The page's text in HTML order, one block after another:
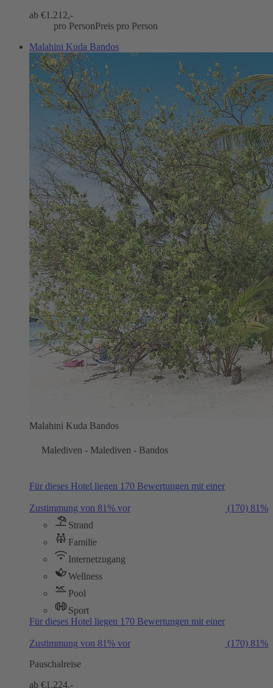
ab €1.212,-
pro PersonPreis pro Person
Malahini Kuda Bandos
Malahini Kuda Bandos
Malediven - Malediven - Bandos
Für dieses Hotel liegen 170 Bewertungen mit einer
Zustimmung von 81% vor (170) 81%
Strand
Familie
Internetzugang
Wellness
Pool
Sport
Für dieses Hotel liegen 170 Bewertungen mit einer
Zustimmung von 81% vor (170) 81%
Pauschalreise
ab €1.224,-